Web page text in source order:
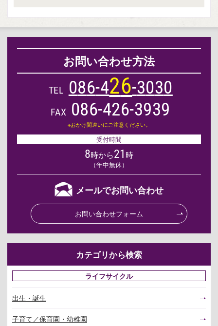
お問い合わせ方法
TEL 086-426-3030
FAX 086-426-3939
※おかけ間違いにご注意ください。
受付時間
8時から21 時
（年中無休）
メールでお問い合わせ
お問い合わせフォーム
カテゴリから検索
ライフサイクル
出生・誕生
子育て／保育園・幼稚園